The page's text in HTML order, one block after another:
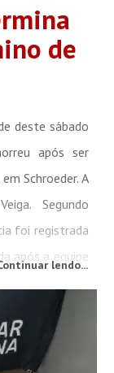
de
deste sábado
após ser
Schroeder. A
Segundo
foi registrada
após a equipe
lendo...